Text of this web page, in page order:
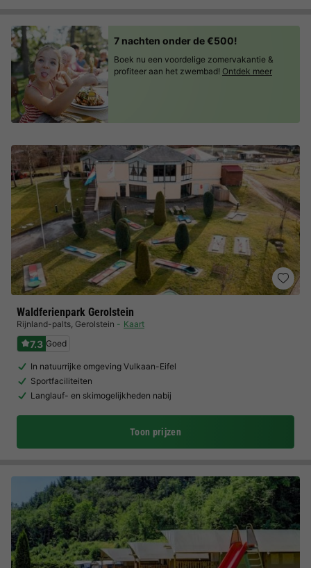
Waldferienpark Gerolstein
Rijnland-palts, Gerolstein Kaart
7.3 Goed
In natuurrijke omgeving Vulkaan-Eifel
Sportfaciliteiten
Langlauf- en skimogelijkheden nabij
Toon prijzen
7 nachten onder de €500!
Boek nu een voordelige zomervakantie &
profiteer aan het zwembad! Ontdek meer